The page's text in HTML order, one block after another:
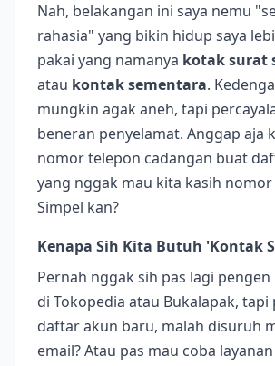
Nah, belakangan ini saya nemu
rahasia" yang bikin hidup saya
pakai yang namanya kotak surat
atau kontak sementara.
mungkin agak aneh, tapi
beneran penyelamat. Anggap aja
nomor telepon cadangan buat
yang nggak mau kita kasih nomor
Simpel kan?
Kenapa Sih Kita Butuh 'Kontak
Pernah nggak sih pas lagi
di Tokopedia atau Bukalapak, tapi
daftar akun baru, malah disuruh
email? Atau pas mau coba